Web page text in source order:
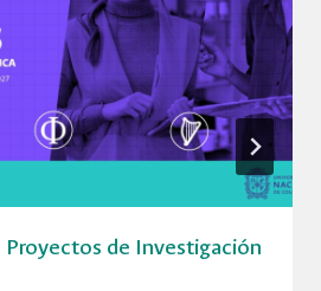
de Investigación